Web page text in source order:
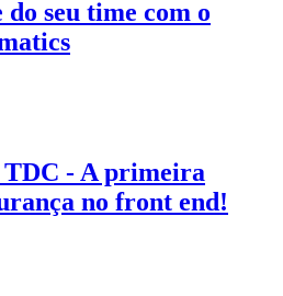
seu time com o
TDC - A primeira
no front end!